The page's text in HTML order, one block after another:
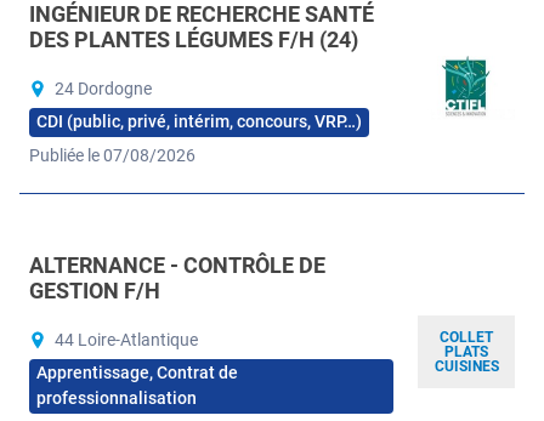
INGÉNIEUR DE RECHERCHE SANTÉ
DES PLANTES LÉGUMES F/H (24)
24 Dordogne
CDI (public, privé, intérim, concours, VRP…)
Publiée le 07/08/2026
COLLET
PLATS
CUISINES
ALTERNANCE - CONTRÔLE DE
GESTION F/H
44 Loire-Atlantique
Apprentissage, Contrat de
professionnalisation